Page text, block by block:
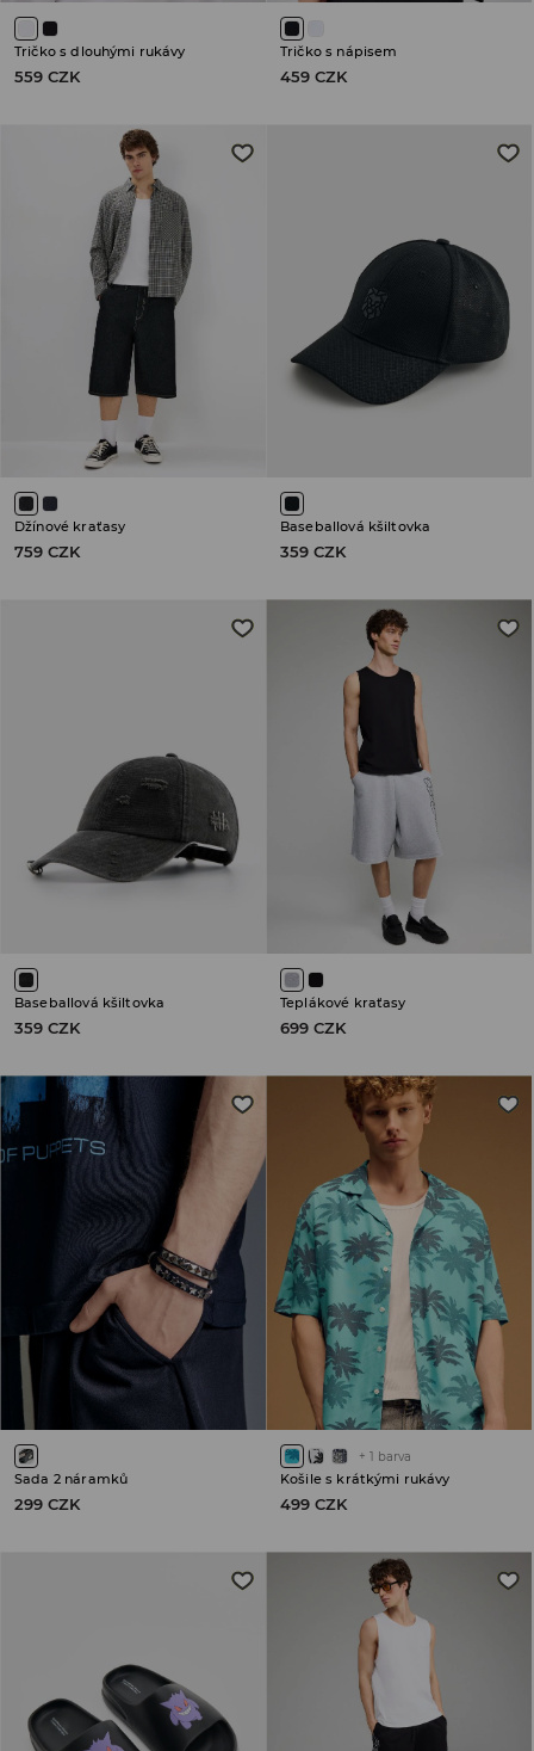
Tričko s dlouhými rukávy
559 CZK
Tričko s nápisem
459 CZK
Džínové kraťasy
759 CZK
Baseballová kšiltovka
359 CZK
Baseballová kšiltovka
359 CZK
Teplákové kraťasy
699 CZK
Sada 2 náramků
299 CZK
+ 1 barva
Košile s krátkými rukávy
499 CZK